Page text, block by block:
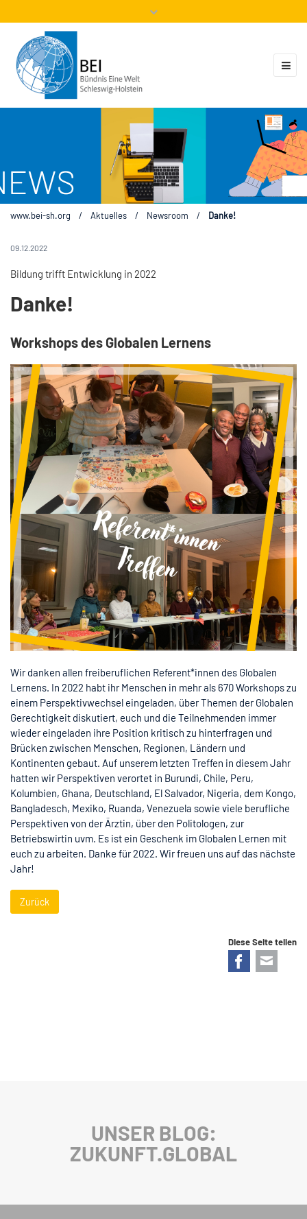
Mitglieder
www.bei-sh.org / Aktuelles / Newsroom / Danke!
09.12.2022
Bildung trifft Entwicklung in 2022
Danke!
Workshops des Globalen Lernens
Wir danken allen freiberuflichen Referent*innen des Globalen
Lernens. In 2022 habt ihr Menschen in mehr als 670 Workshops zu
einem Perspektivwechsel eingeladen, über Themen der Globalen
Gerechtigkeit diskutiert, euch und die Teilnehmenden immer
wieder eingeladen ihre Position kritisch zu hinterfragen und
Brücken zwischen Menschen, Regionen, Ländern und
Kontinenten gebaut. Auf unserem letzten Treffen in diesem Jahr
hatten wir Perspektiven verortet in Burundi, Chile, Peru,
Kolumbien, Ghana, Deutschland, El Salvador, Nigeria, dem Kongo,
Bangladesch, Mexiko, Ruanda, Venezuela sowie viele berufliche
Perspektiven von der Ärztin, über den Politologen, zur
Betriebswirtin uvm. Es ist ein Geschenk im Globalen Lernen mit
euch zu arbeiten. Danke für 2022. Wir freuen uns auf das nächste
Jahr!
Zurück
Diese Seite teilen
Facebook
UNSER BLOG:
ZUKUNFT.GLOBAL